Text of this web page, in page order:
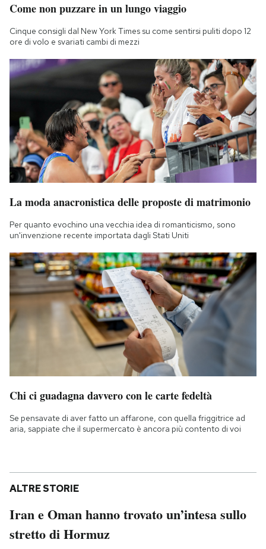
Come non puzzare in un lungo viaggio
Cinque consigli dal New York Times su come sentirsi puliti dopo 12
ore di volo e svariati cambi di mezzi
La moda anacronistica delle proposte di matrimonio
Per quanto evochino una vecchia idea di romanticismo, sono
un'invenzione recente importata dagli Stati Uniti
Chi ci guadagna davvero con le carte fedeltà
Se pensavate di aver fatto un affarone, con quella friggitrice ad
aria, sappiate che il supermercato è ancora più contento di voi
ALTRE STORIE
Iran e Oman hanno trovato un’intesa sullo
stretto di Hormuz